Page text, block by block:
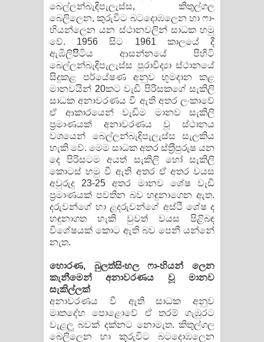
බෙල්ලන්බැඳිපැලැස්ස, කිතුල්ගල
බෙලිලෙන, කුරුවිට බටදොඹලෙන හා ෆා-
හියන්ලෙන යන ස්ථානවලින් සාධක හමු
වේ. 1956 සිට 1961 කාලයේ දී
ඇඹිලිපිිිිටිය ආසන්නයේ පිහිටි
බෙල්ලන්බැඳිපැලැස්ස පුරාවිද්‍යා ස්ථානයේ
සිදුකළ පර්යේෂණ අනුව භූමදාන කළ
මානවයින් 20කට වැඩි පිරිසකගේ සැකිලි
සාධක අනාවරණය වී ඇති අතර ලංකාවේ
ඒ ආකාරයෙන් වැඩිම මානව සැකිලි
ප‍්‍රමාණයක් අනාවරණය වූ ස්ථානය
වශයෙන් බෙල්ලන්බැඳිපැලැස්ස සැලකිය
හැකි වේ. මෙම සාධක අතර ස්ත‍්‍රීපුරුෂ යන
දෙ පිරිසටම අයත් සැකිලි හෝ සැකිලි
කොටස් හමු වී ඇති අතර ඒ අතර වයස
අවුරුදු 23-25 අතර මානව ශේෂ වැඩි
ප‍්‍රමාණයක් පවතින බව හඳුනාගෙන ඇත.
දරුවන්ගේ හා ළදරුවන්ගේ අස්ථි ශේෂ ද
හඳුනාගත හැකි වුවත් වයස පිළිබඳ
විශේෂයක් කොට ඇති බව පෙනී යන්නේ
නැත.
හොරණ, බුලත්සිංහල ෆා-හියන් ‌ලෙන
කැනීමෙන් අනාවරණය වූ මානව
සැකිල්ලක්
අනාවරණය වී ඇති සාධක අනුව
මෘතදේහ පොළොවේ ඒ තරම් ගැඹුරට
වැළලූ බවක් දක්නට නොමැත. කිතුල්ගල
බෙලිලෙන හා කුරුවිට බටදොඹලෙන